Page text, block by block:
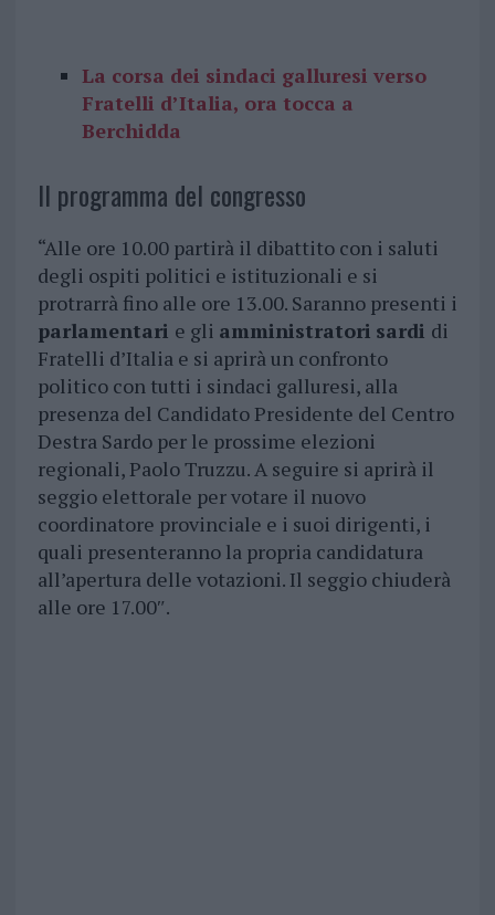
La corsa dei sindaci galluresi verso
Fratelli d’Italia, ora tocca a
Berchidda
Il programma del congresso
“Alle ore 10.00 partirà il dibattito con i saluti
degli ospiti politici e istituzionali e si
protrarrà fino alle ore 13.00. Saranno presenti i
parlamentari e gli amministratori sardi di
Fratelli d’Italia e si aprirà un confronto
politico con tutti i sindaci galluresi, alla
presenza del Candidato Presidente del Centro
Destra Sardo per le prossime elezioni
regionali, Paolo Truzzu. A seguire si aprirà il
seggio elettorale per votare il nuovo
coordinatore provinciale e i suoi dirigenti, i
quali presenteranno la propria candidatura
all’apertura delle votazioni. Il seggio chiuderà
alle ore 17.00″.